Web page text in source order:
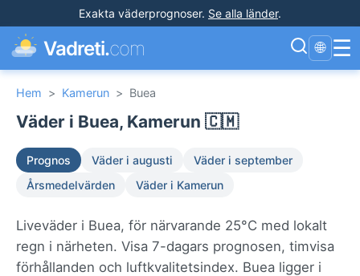
Exakta väderprognoser. Se alla länder.
Vadreti.com 🌐 ☰
Hem > Kamerun > Buea
Väder i Buea, Kamerun 🇨🇲
Prognos Väder i augusti
Väder i september
Årsmedelvärden
Väder i Kamerun
Liveväder i Buea, för närvarande 25°C med lokalt
regn i närheten. Visa 7-dagars prognosen, timvisa
förhållanden och luftkvalitetsindex. Buea ligger i